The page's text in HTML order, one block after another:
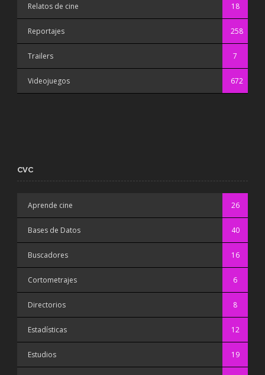
Relatos de cine 18
Reportajes 258
Trailers 7
Videojuegos 672
CVC
Aprende cine 26
Bases de Datos 40
Buscadores 16
Cortometrajes 6
Directorios 8
Estadísticas 12
Estudios 19